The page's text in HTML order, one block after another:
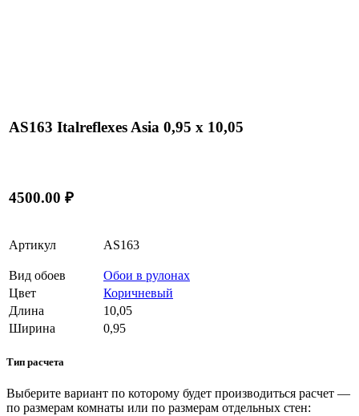
AS163 Italreflexes Asia 0,95 x 10,05
4500.00 ₽
Артикул AS163
Вид обоев
Обои в рулонах
Цвет
Коричневый
Длина
10,05
Ширина
0,95
Тип расчета
Выберите вариант по которому будет производиться расчет —
по размерам комнаты или по размерам отдельных стен: